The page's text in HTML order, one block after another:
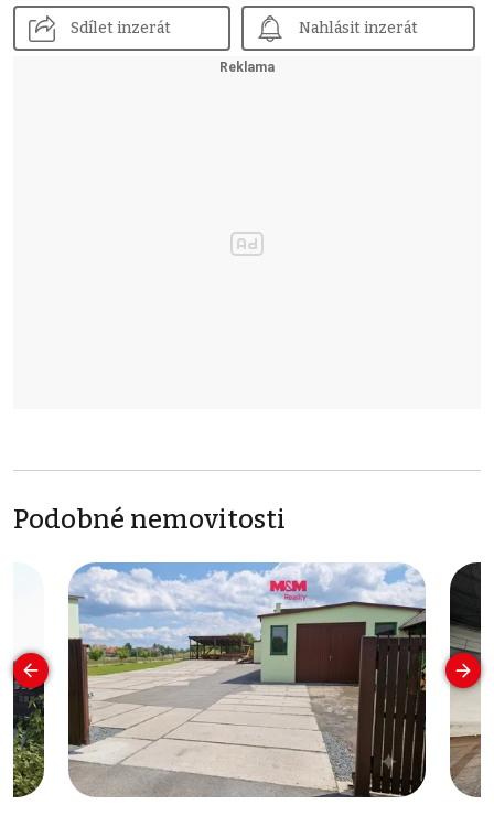
Sdílet inzerát Nahlásit inzerát
Podobné nemovitosti